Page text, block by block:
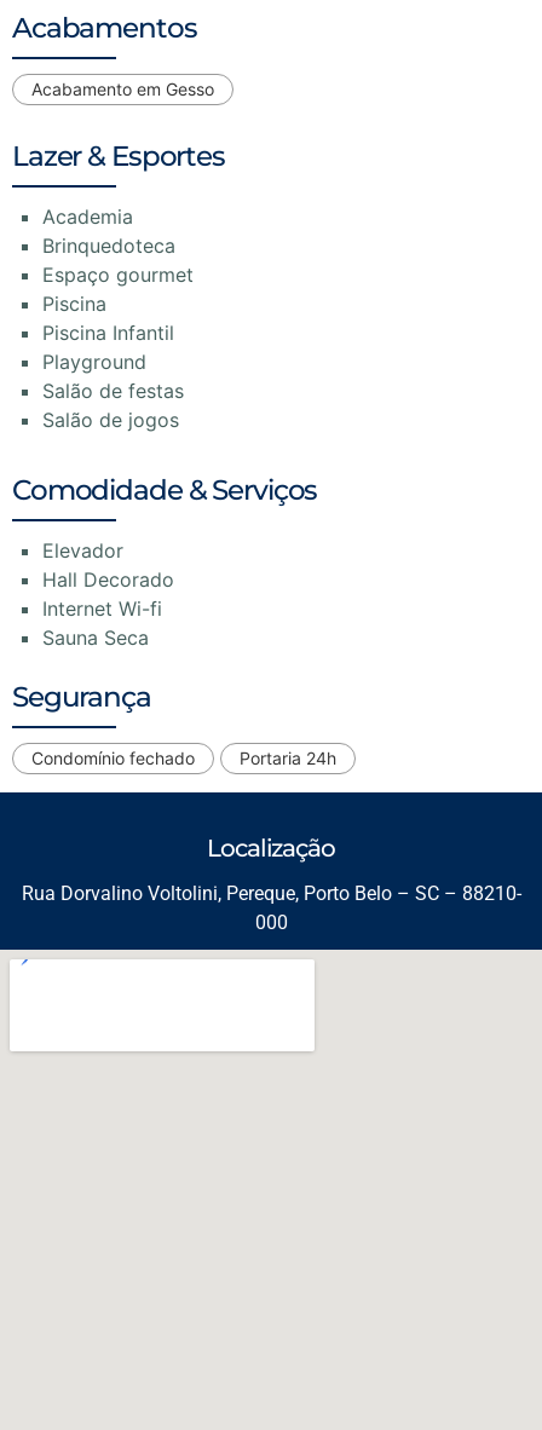
Acabamentos
Acabamento em Gesso
Lazer & Esportes
Academia
Brinquedoteca
Espaço gourmet
Piscina
Piscina Infantil
Playground
Salão de festas
Salão de jogos
Comodidade & Serviços
Elevador
Hall Decorado
Internet Wi-fi
Sauna Seca
Segurança
Condomínio fechado Portaria 24h
Localização
Rua Dorvalino Voltolini, Pereque, Porto Belo – SC – 88210-
000